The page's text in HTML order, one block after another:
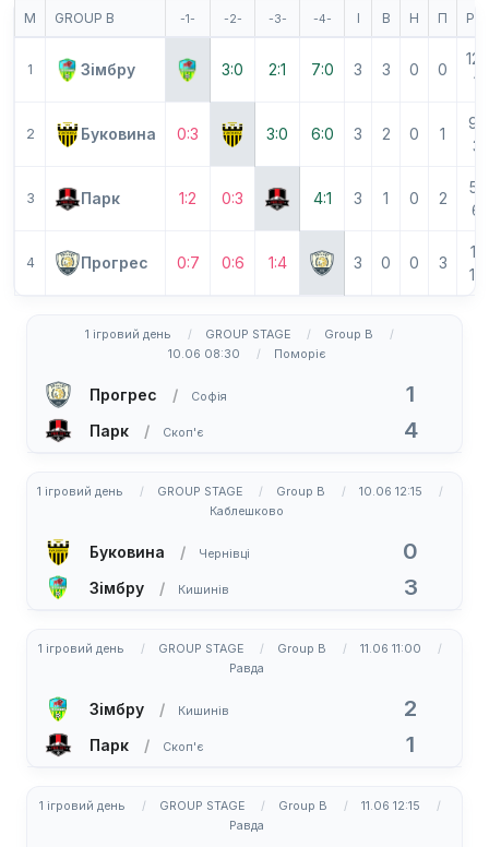
М GROUP B -1- -2- -3- -4- І В Н П РМ
1 Зімбру 3:0 2:1 7:0 3 3 0 0
12-
1
2 Буковина 0:3 3:0 6:0 3 2 0 1
9-
3
3 Парк 1:2 0:3 4:1 3 1 0 2
5-
6
4 Прогрес 0:7 0:6 1:4 3 0 0 3
1-
17
1 ігровий день GROUP STAGE
Group B
10.06 08:30
Поморіє
Прогрес Софія 1
Парк Скоп'є 4
1 ігровий день GROUP STAGE Group B
10.06 12:15
Каблешково
Буковина Чернівці 0
Зімбру Кишинів 3
1 ігровий день GROUP STAGE Group B
11.06 11:00
Равда
Зімбру Кишинів 2
Парк Скоп'є 1
1 ігровий день GROUP STAGE Group B
11.06 12:15
Равда